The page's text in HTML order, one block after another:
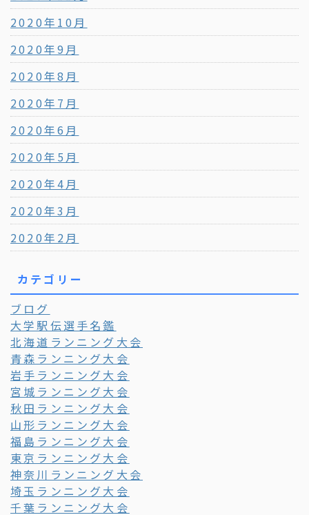
2020年10月
2020年9月
2020年8月
2020年7月
2020年6月
2020年5月
2020年4月
2020年3月
2020年2月
カテゴリー
ブログ
大学駅伝選手名鑑
北海道ランニング大会
青森ランニング大会
岩手ランニング大会
宮城ランニング大会
秋田ランニング大会
山形ランニング大会
福島ランニング大会
東京ランニング大会
神奈川ランニング大会
埼玉ランニング大会
千葉ランニング大会